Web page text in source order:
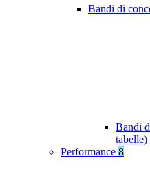
Bandi di
Bandi
tabelle)
Performance 8